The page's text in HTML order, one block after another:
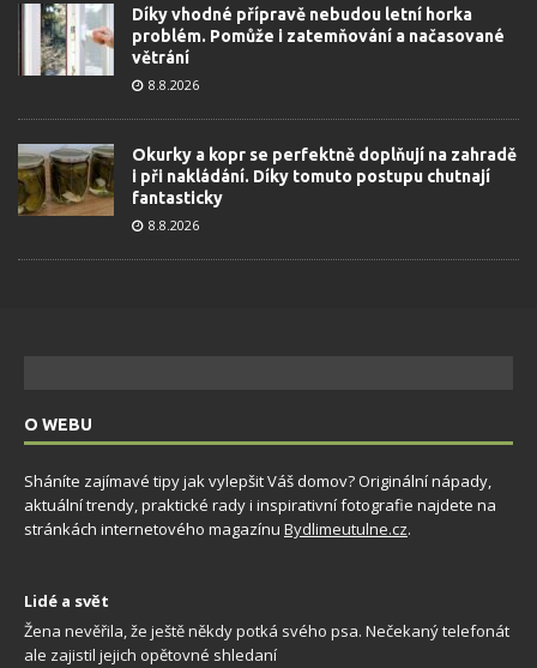
Díky vhodné přípravě nebudou letní horka
problém. Pomůže i zatemňování a načasované
větrání
8.8.2026
Okurky a kopr se perfektně doplňují na zahradě
i při nakládání. Díky tomuto postupu chutnají
fantasticky
8.8.2026
O WEBU
Sháníte zajímavé tipy jak vylepšit Váš domov? Originální nápady,
aktuální trendy, praktické rady i inspirativní fotografie najdete na
stránkách internetového magazínu Bydlimeutulne.cz.
Lidé a svět
Žena nevěřila, že ještě někdy potká svého psa. Nečekaný telefonát
ale zajistil jejich opětovné shledaní